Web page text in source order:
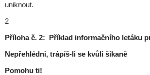
uniknout.
2
Příloha č. 2: Příklad informačního letáku
Nepřehlédni, trápíš-li se kvůli šikaně
Pomohu ti!